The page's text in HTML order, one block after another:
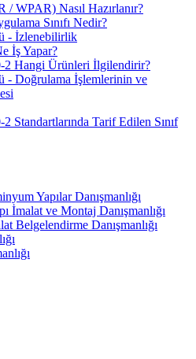
/ WPAR) Nasıl Hazırlanır?
Sınıfı Nedir?
- İzlenebilirlik
İş Yapar?
2 Hangi Ürünleri İlgilendirir?
- Doğrulama İşlemlerinin ve
Standartlarında Tarif Edilen Sınıf
Yapılar Danışmanlığı
İmalat ve Montaj Danışmanlığı
Belgelendirme Danışmanlığı